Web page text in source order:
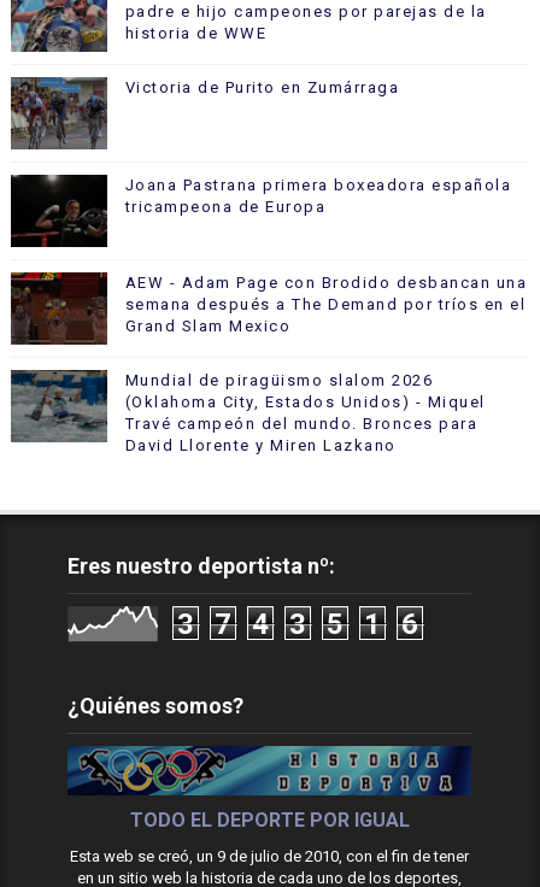
padre e hijo campeones por parejas de la
historia de WWE
Victoria de Purito en Zumárraga
Joana Pastrana primera boxeadora española
tricampeona de Europa
AEW - Adam Page con Brodido desbancan una
semana después a The Demand por tríos en el
Grand Slam Mexico
Mundial de piragüismo slalom 2026
(Oklahoma City, Estados Unidos) - Miquel
Travé campeón del mundo. Bronces para
David Llorente y Miren Lazkano
Eres nuestro deportista nº:
3 7 4 3 5 1 6
¿Quiénes somos?
TODO EL DEPORTE POR IGUAL
Esta web se creó, un 9 de julio de 2010, con el fin de tener
en un sitio web la historia de cada uno de los deportes,